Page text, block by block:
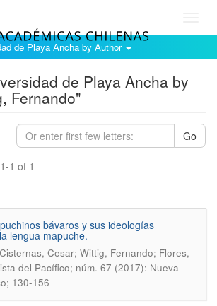
de Playa Ancha by Author
de Playa Ancha by
Fernando"
Go
1 of 1
bávaros y sus ideologías
lengua mapuche.
Cesar; Wittig, Fernando; Flores,
del Pacífico; núm. 67 (2017): Nueva
130-156